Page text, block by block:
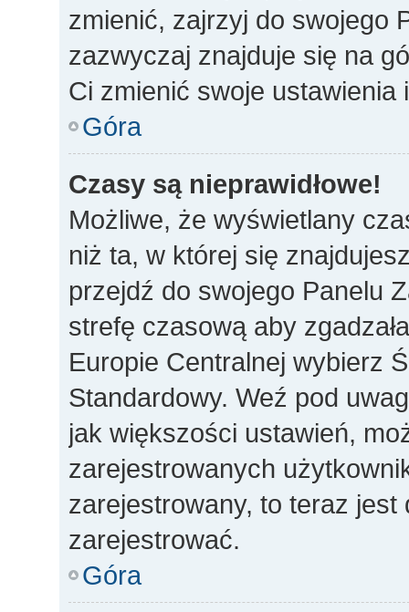
zmienić, zajrzyj do swojego
zazwyczaj znajduje się na
Ci zmienić swoje ustawienia
Góra
Czasy są nieprawidłowe!
Możliwe, że wyświetlany
niż ta, w której się
przejdź do swojego Panelu
strefę czasową aby
Europie Centralnej wybierz
Standardowy. Weź pod
jak większości ustawień,
zarejestrowanych
zarejestrowany, to teraz
zarejestrować.
Góra